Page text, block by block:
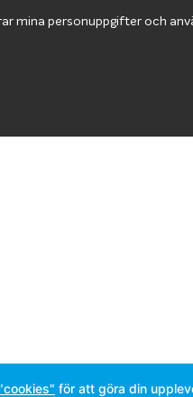
mina personuppgifter och
för att göra din